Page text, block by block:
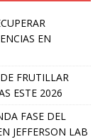
EN
FRUTILLAR
ESTE 2026
FASE DEL
JEFFERSON LAB